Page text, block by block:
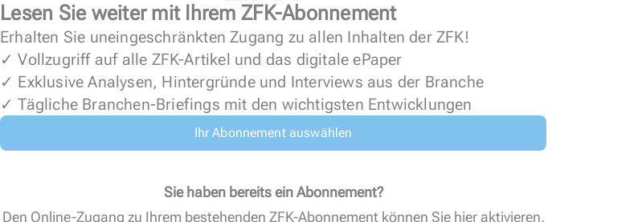
Lesen Sie weiter mit Ihrem ZFK-Abonnement
Erhalten Sie uneingeschränkten Zugang zu allen Inhalten der ZFK!
✓ Vollzugriff auf alle ZFK-Artikel und das digitale ePaper
✓ Exklusive Analysen, Hintergründe und Interviews aus der Branche
✓ Tägliche Branchen-Briefings mit den wichtigsten Entwicklungen
Ihr Abonnement auswählen
Sie haben bereits ein Abonnement?
Den Online-Zugang zu Ihrem bestehenden ZFK-Abonnement können Sie hier aktivieren.